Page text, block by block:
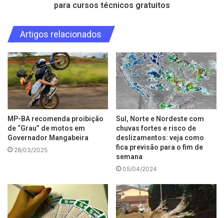
para cursos técnicos gratuitos
Artigos relacionados
MP-BA recomenda proibição
de “Grau” de motos em
Governador Mangabeira
28/03/2025
Sul, Norte e Nordeste com
chuvas fortes e risco de
deslizamentos: veja como
fica previsão para o fim de
semana
05/04/2024